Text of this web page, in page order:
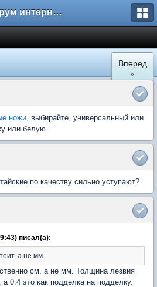
Форум интернет покупателей
Вперед
»
ножи, выбирайте, универсальный или
или белую.
по качеству сильно уступают?
писал(а):
а не мм
см. а не мм. Толщина лезвия
0.4 это как подделка на подделку.